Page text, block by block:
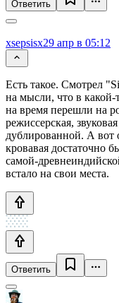
Ответить
xsepsisx29 апр в 05:12
Есть такое. Смотрел
на мысли, что в
на время перешли на
режиссерская,
дублированной. А вот
кровавая достаточно
самой-
встало на свои места.
Ответить